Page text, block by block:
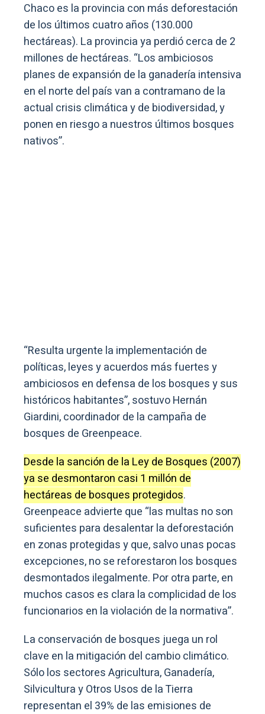
Chaco es la provincia con más deforestación
de los últimos cuatro años (130.000
hectáreas). La provincia ya perdió cerca de 2
millones de hectáreas. “Los ambiciosos
planes de expansión de la ganadería intensiva
en el norte del país van a contramano de la
actual crisis climática y de biodiversidad, y
ponen en riesgo a nuestros últimos bosques
nativos”.
“Resulta urgente la implementación de
políticas, leyes y acuerdos más fuertes y
ambiciosos en defensa de los bosques y sus
históricos habitantes”, sostuvo Hernán
Giardini, coordinador de la campaña de
bosques de Greenpeace.
Desde la sanción de la Ley de Bosques (2007)
ya se desmontaron casi 1 millón de
hectáreas de bosques protegidos.
Greenpeace advierte que “las multas no son
suficientes para desalentar la deforestación
en zonas protegidas y que, salvo unas pocas
excepciones, no se reforestaron los bosques
desmontados ilegalmente. Por otra parte, en
muchos casos es clara la complicidad de los
funcionarios en la violación de la normativa”.
La conservación de bosques juega un rol
clave en la mitigación del cambio climático.
Sólo los sectores Agricultura, Ganadería,
Silvicultura y Otros Usos de la Tierra
representan el 39% de las emisiones de